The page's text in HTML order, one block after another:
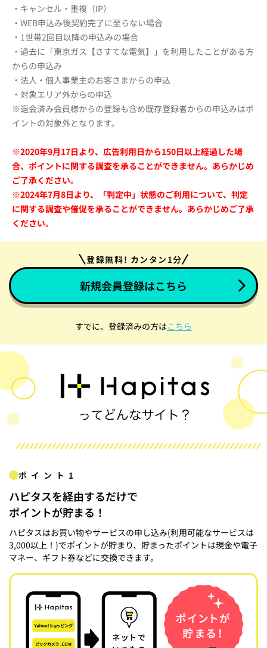
・キャンセル・重複（IP）
・WEB申込み後契約完了に至らない場合
・1世帯2回目以降の申込みの場合
・過去に「東京ガス【さすてな電気】」を利用したことがある方
からの申込み
・法人・個人事業主のお客さまからの申込
・対象エリア外からの申込
※退会済み会員様からの登録も含め既存登録者からの申込みはポ
イントの対象外となります。
※2020年9月17日より、広告利用日から150日以上経過した場
合、ポイントに関する調査を承ることができません。あらかじめ
ご了承ください。
※2024年7月8日より、「判定中」状態のご利用について、判定
に関する調査や催促を承ることができません。あらかじめご了承
ください。
登録無料! カンタン1分
新規会員登録はこちら
すでに、登録済みの方はこちら
ポイント1
ハピタスを経由するだけで
ポイントが貯まる！
ハピタスはお買い物やサービスの申し込み(利用可能なサービスは
3,000以上！)でポイントが貯まり、貯まったポイントは現金や電子
マネー、ギフト券などに交換できます。